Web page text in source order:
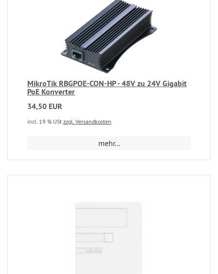
MikroTik RBGPOE-CON-HP - 48V zu 24V Gigabit
PoE Konverter
34,50 EUR
incl. 19 % USt zzgl. Versandkosten
mehr...